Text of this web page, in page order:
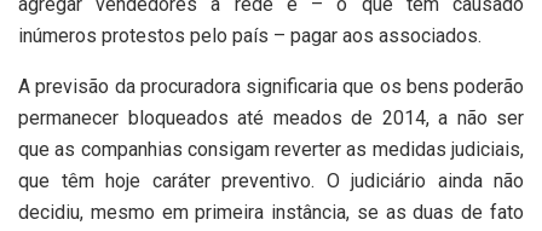
inúmeros protestos pelo país – pagar aos associados.
A previsão da procuradora significaria que os bens poderão
permanecer bloqueados até meados de 2014, a não ser
que as companhias consigam reverter as medidas judiciais,
que têm hoje caráter preventivo. O judiciário ainda não
decidiu, mesmo em primeira instância, se as duas de fato